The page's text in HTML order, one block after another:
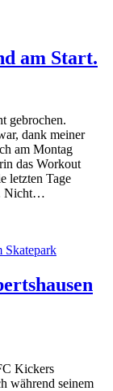
am Start.
gebrochen.
dank meiner
am Montag
das Workout
letzten Tage
Nicht…
Skatepark
Kickers
während seinem